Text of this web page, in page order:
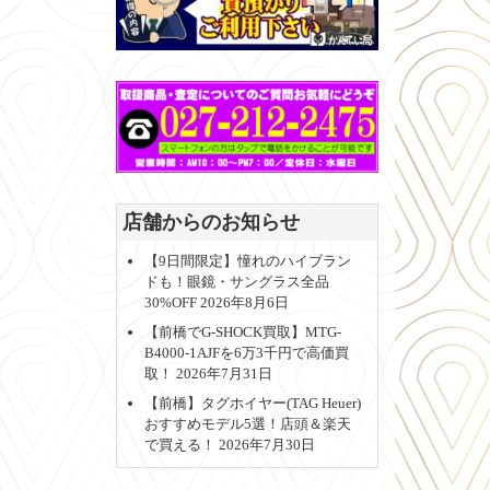
店舗からのお知らせ
【9日間限定】憧れのハイブラン
ドも！眼鏡・サングラス全品
30%OFF 2026年8月6日
【前橋でG-SHOCK買取】MTG-
B4000-1AJFを6万3千円で高価買
取！ 2026年7月31日
【前橋】タグホイヤー(TAG Heuer)
おすすめモデル5選！店頭＆楽天
で買える！ 2026年7月30日